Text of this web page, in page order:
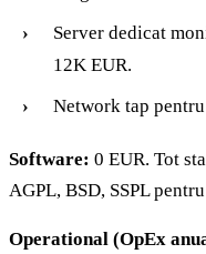
Server dedicat
12K EUR.
Network tap
Software: 0 EUR. Tot
AGPL, BSD, SSPL
Operational (OpEx